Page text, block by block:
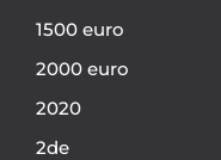
1500 euro
2000 euro
2020
2de